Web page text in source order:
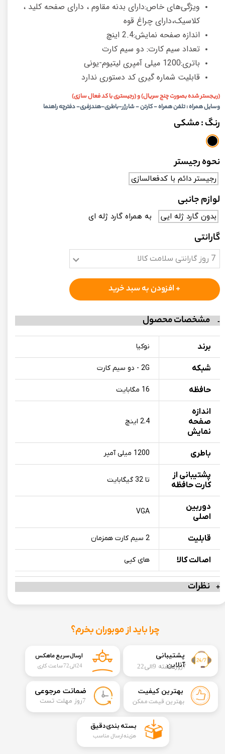
ویژگی‌های خاص:دارای بدنه مقاوم ، دارای صفحه کلید ،
کلاسیک،دارای چراغ قوه
اندازه صفحه نمایش:2.4 اینچ
تعداد سیم کارت: دو سیم کارت
باتری:1200 میلی آمپری لیتیوم-یونی
قابلیت شماره گیری کد دستوری ندارد
(ریجستر شده بصورت چنج سریال) و (رجیستری با کد فعال سازی)
وسایل همراه : تلفن همراه - کارتن - شارژر-باطری-هندزفری- دفترچه راهنما
رنگ: مشکی
نحوه رجیستر
رجیستر دائم با کدفعالسازی
لوازم جانبی
بدون گارد ژله ایی به همراه گارد ژله ای
گارانتی
7 روز گارانتی سلامت کالا
+ افزودن به سبد خرید
مشخصات محصول
برند نوکیا
شبکه 2G - دو سیم کارت
حافظه 16 مگابایت
اندازه
صفحه
نمایش
2.4 اینچ
باطری 1200 میلی آمپر
پشتیبانی از
کارت حافظه
تا 32 گیگابایت
دوربین
اصلی
VGA
قابلیت 2 سیم کارت همزمان
اصالت کالا های کپی
نظرات
​​پشتیبانی
آنلاین7روز هفته 9الی22
چرا باید از موبوران بخرم؟
​ضمانت مرجوعی
​7روز مهلت تست
بهترین کیفیت
بهترین قیمت ممکن
ارسال سریع ماهکس
24الی72 ساعت کاری
​بسته بندی دقیق​​​​​​​
هزینه ارسال مناسب